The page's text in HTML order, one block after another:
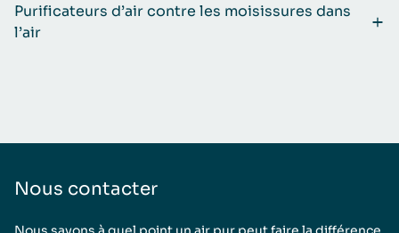
Purificateurs d’air contre les moisissures dans
l’air
Nous contacter